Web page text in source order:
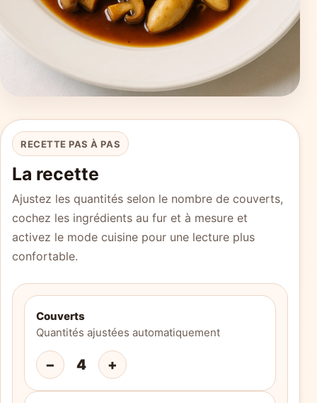
RECETTE PAS À PAS
La recette
Ajustez les quantités selon le nombre de couverts,
cochez les ingrédients au fur et à mesure et
activez le mode cuisine pour une lecture plus
confortable.
Couverts
Quantités ajustées automatiquement
− 4 +